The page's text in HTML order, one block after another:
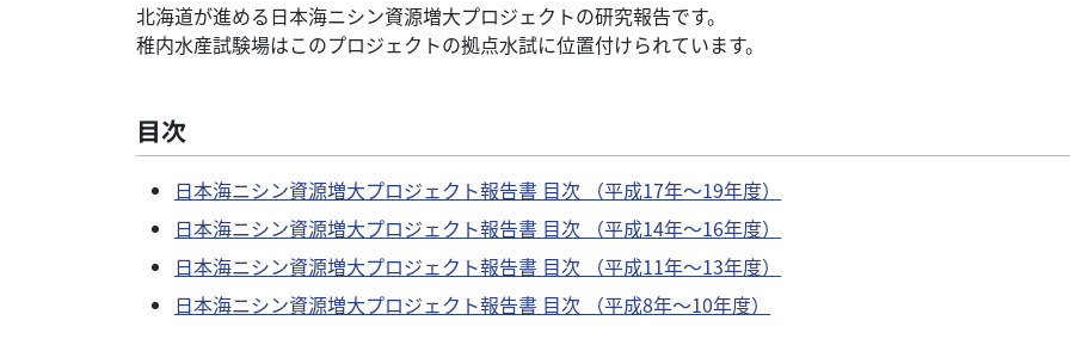
北海道が進める日本海ニシン資源増大プロジェクトの研究報告です。
稚内水産試験場はこのプロジェクトの拠点水試に位置付けられています。
目次
日本海ニシン資源増大プロジェクト報告書 目次 （平成17年～19年度）
日本海ニシン資源増大プロジェクト報告書 目次 （平成14年～16年度）
日本海ニシン資源増大プロジェクト報告書 目次 （平成11年～13年度）
日本海ニシン資源増大プロジェクト報告書 目次 （平成8年～10年度）